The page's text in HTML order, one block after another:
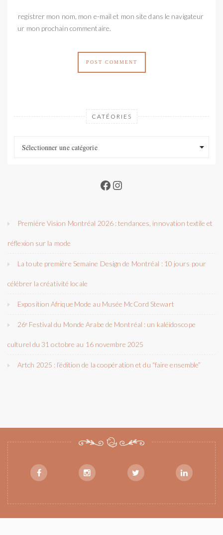
Enregistrer mon nom, mon e-mail et mon site dans le navigateur
pour mon prochain commentaire.
CATÉORIES
Sélectionner une catégorie
Facebook
Instagram
Première Vision Montréal 2026 : tendances, innovation textile et
réflexion sur la mode
La toute première Semaine Design de Montréal : 10 jours pour
célébrer la créativité locale
Exposition Afrique Mode au Musée McCord Stewart
26ᵉ Festival du Monde Arabe de Montréal : un kaléidoscope
culturel du 31 octobre au 16 novembre 2025
Artch 2025 : l’édition de la coopération et du “faire ensemble”